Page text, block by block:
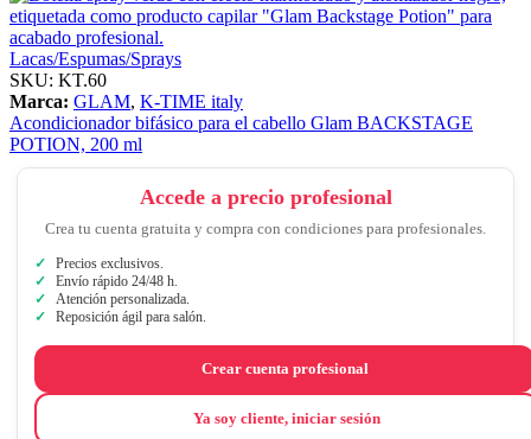
Lacas/Espumas/Sprays
SKU: KT.60
Marca: GLAM, K-TIME italy
Acondicionador bifásico para el cabello Glam BACKSTAGE
POTION, 200 ml
Accede a precio profesional
Crea tu cuenta gratuita y compra con condiciones para profesionales.
Precios exclusivos.
Envío rápido 24/48 h.
Atención personalizada.
Reposición ágil para salón.
Crear cuenta profesional
Ya soy cliente, iniciar sesión